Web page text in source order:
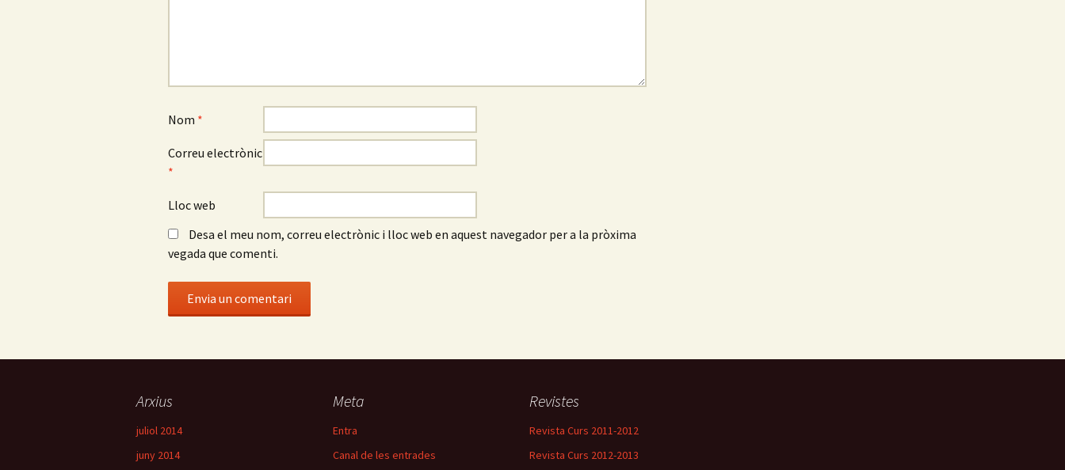
Nom *
Correu electrònic
*
Lloc web
Desa el meu nom, correu electrònic i lloc web en aquest navegador per a la pròxima
vegada que comenti.
Arxius
juliol 2014
juny 2014
Meta
Entra
Canal de les entrades
Revistes
Revista Curs 2011-2012
Revista Curs 2012-2013